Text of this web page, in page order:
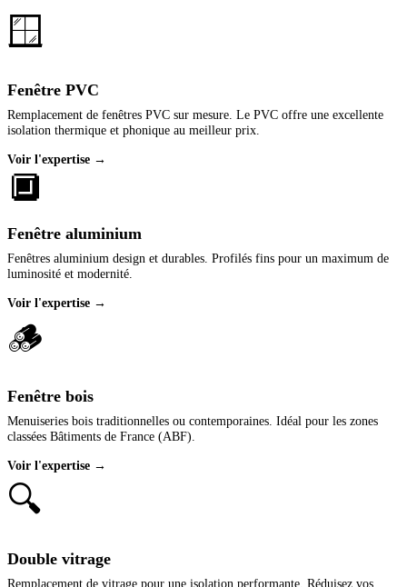
🪟
Fenêtre PVC
Remplacement de fenêtres PVC sur mesure. Le PVC offre une excellente
isolation thermique et phonique au meilleur prix.
Voir l'expertise →
🔲
Fenêtre aluminium
Fenêtres aluminium design et durables. Profilés fins pour un maximum de
luminosité et modernité.
Voir l'expertise →
🪵
Fenêtre bois
Menuiseries bois traditionnelles ou contemporaines. Idéal pour les zones
classées Bâtiments de France (ABF).
Voir l'expertise →
🔍
Double vitrage
Remplacement de vitrage pour une isolation performante. Réduisez vos